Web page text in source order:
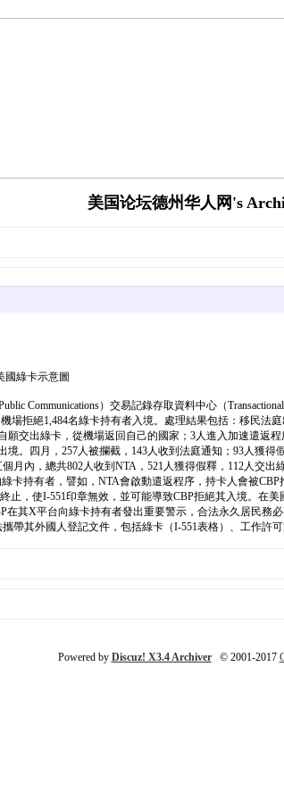
美国论坛德州华人网's
國綠卡示意圖
Communications）交易記錄存取資料中心（
機場拒絕1,484名綠卡持有者入境。處理結果包括：移民
交出綠卡，從機場返回自己的國家；3人進入加速遣返
。四月，257人被攔截，143人收到法庭通知；93人獲
月內，總共802人收到NTA，521人獲得假釋，112人交
卡持有者，譬如，NTA會啟動遣返程序，持卡人會被
，使I-551印章無效，並可能導致CBP拒絕其入境。
其X平台向綠卡持有者發出重要警示，合法永久居民
其外國人登記文件，包括綠卡（I-551表格）、工作許
Powered by Discuz! X3.4 Archiver© 2001-2017